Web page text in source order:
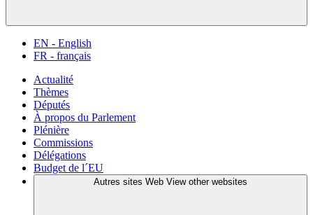
EN - English
FR - français
Actualité
Thèmes
Députés
À propos du Parlement
Plénière
Commissions
Délégations
Budget de l´EU
Autres sites Web View other websites